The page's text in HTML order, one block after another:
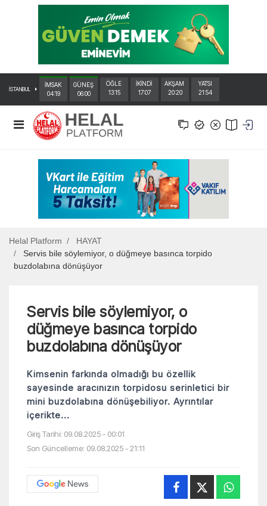
İSTANBUL
İMSAK
04:19
GÜNEŞ
06:00
ÖĞLE
13:15
İKİNDİ
17:07
AKŞAM
20:20
YATSI
21:54
Helal Platform
HAYAT
Servis bile söylemiyor, o düğmeye basınca torpido
buzdolabına dönüşüyor
Servis bile söylemiyor, o
düğmeye basınca torpido
buzdolabına dönüşüyor
Kimsenin farkında olmadığı bu özellik
sayesinde aracınızın torpidosu serinletici bir
mini buzdolabına dönüşebiliyor. Ayrıntılar
içerikte...
Giriş Tarihi: 09.08.2025 - 00:01
Son Güncelleme: 09.08.2025 - 21:11